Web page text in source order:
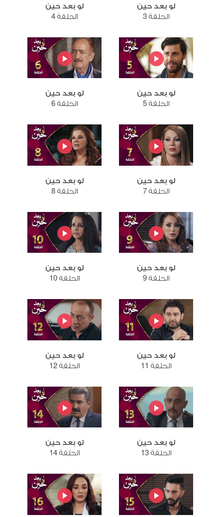
لو بعد حين
الحلقة 3
لو بعد حين
الحلقة 4
لو بعد حين
الحلقة 5
لو بعد حين
الحلقة 6
لو بعد حين
الحلقة 7
لو بعد حين
الحلقة 8
لو بعد حين
الحلقة 9
لو بعد حين
الحلقة 10
لو بعد حين
الحلقة 11
لو بعد حين
الحلقة 12
لو بعد حين
الحلقة 13
لو بعد حين
الحلقة 14